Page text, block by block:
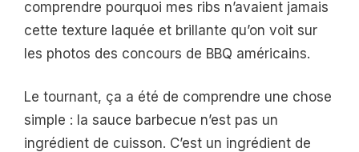
comprendre pourquoi mes ribs n’avaient jamais
cette texture laquée et brillante qu’on voit sur
les photos des concours de BBQ américains.
Le tournant, ça a été de comprendre une chose
simple : la sauce barbecue n’est pas un
ingrédient de cuisson. C’est un ingrédient de